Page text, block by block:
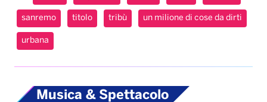
sanremo titolo tribù un milione di cose da dirti
urbana
Musica & Spettacolo